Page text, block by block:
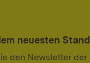
neuesten Stand
den Newsletter der